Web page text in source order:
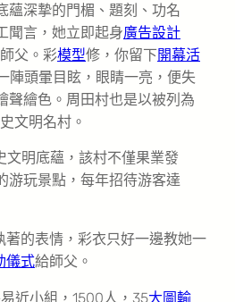
蘊深摯的門楣、題刻、功名
聞言，她立即起身廣告設計
父。彩模型修，你留下開幕活
陣頭暈目眩，眼睛一亮，便失
聲繪色。周田村也是以被列為
文明名村。
文明底蘊，該村不僅果業發
游玩景點，每年招待游客達
著的表情，彩衣只好一邊教她一
儀式給師父。
近小組，1500人，35大圖輸